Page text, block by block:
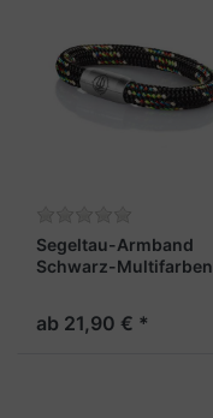
Segeltau-Armband
Schwarz-Multifarben
ab 21,90 € *